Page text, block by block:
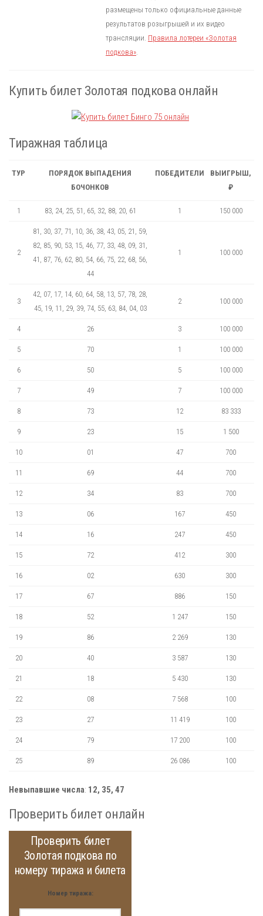
размещены только официальные данные
результатов розыгрышей и их видео
трансляции. Правила лотереи «Золотая
подкова».
Купить билет Золотая подкова онлайн
Тиражная таблица
ТУР
ПОРЯДОК ВЫПАДЕНИЯ
БОЧОНКОВ
ПОБЕДИТЕЛИ
ВЫИГРЫШ,
₽
1 83, 24, 25, 51, 65, 32, 88, 20, 61 1 150 000
2
81, 30, 37, 71, 10, 36, 38, 43, 05, 21, 59,
82, 85, 90, 53, 15, 46, 77, 33, 48, 09, 31,
41, 87, 76, 62, 80, 54, 66, 75, 22, 68, 56,
44
1 100 000
3
42, 07, 17, 14, 60, 64, 58, 13, 57, 78, 28,
45, 19, 11, 29, 39, 74, 55, 63, 84, 04, 03
2 100 000
4 26 3 100 000
5 70 1 100 000
6 50 5 100 000
7 49 7 100 000
8 73 12 83 333
9 23 15 1 500
10 01 47 700
11 69 44 700
12 34 83 700
13 06 167 450
14 16 247 450
15 72 412 300
16 02 630 300
17 67 886 150
18 52 1 247 150
19 86 2 269 130
20 40 3 587 130
21 18 5 430 130
22 08 7 568 100
23 27 11 419 100
24 79 17 200 100
25 89 26 086 100
Невыпавшие числа: 12, 35, 47
Проверить билет онлайн
Проверить билет
Золотая подкова по
номеру тиража и билета
Номер тиража: